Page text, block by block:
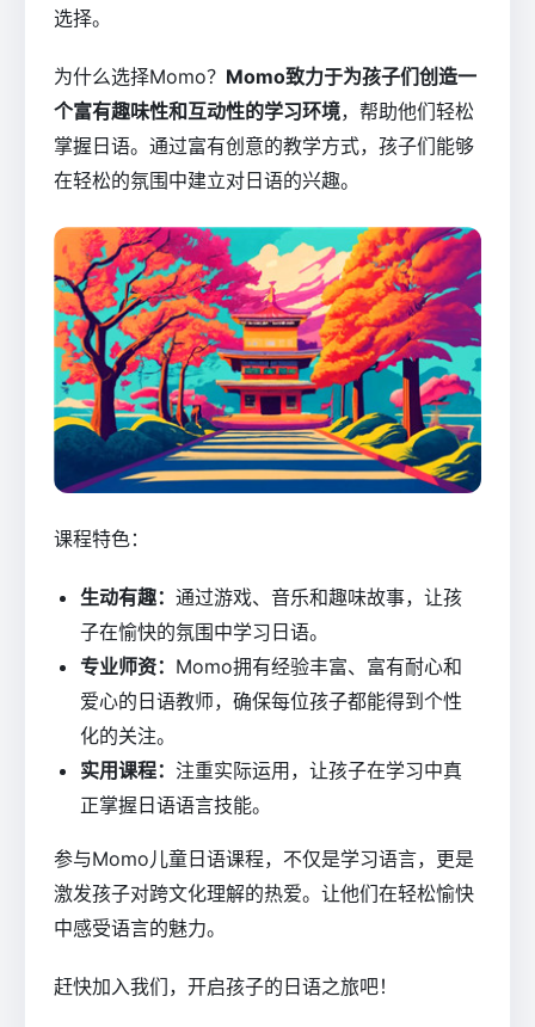
选择。
为什么选择Momo？ Momo致力于为孩子们创造一
个富有趣味性和互动性的学习环境，帮助他们轻松
掌握日语。通过富有创意的教学方式，孩子们能够
在轻松的氛围中建立对日语的兴趣。
课程特色：
生动有趣：通过游戏、音乐和趣味故事，让孩
子在愉快的氛围中学习日语。
专业师资： Momo拥有经验丰富、富有耐心和
爱心的日语教师，确保每位孩子都能得到个性
化的关注。
实用课程：注重实际运用，让孩子在学习中真
正掌握日语语言技能。
参与Momo儿童日语课程，不仅是学习语言，更是
激发孩子对跨文化理解的热爱。让他们在轻松愉快
中感受语言的魅力。
赶快加入我们，开启孩子的日语之旅吧！